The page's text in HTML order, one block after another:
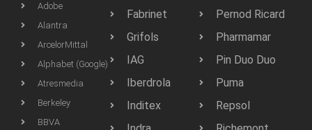
Adobe
Alantra
ArcelorMittal
Alphabet (Google)
Atresmedia
Berkeley
BBVA
Fabrinet
Grifols
IAG
Iberdrola
Inditex
Pernod Ricard
Pharmamar
Pin Duo Duo
Puma
Repsol